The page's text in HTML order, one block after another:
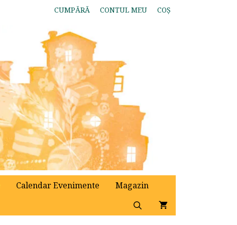
CUMPĂRĂ CONTUL MEU COȘ
Calendar Evenimente
Magazin